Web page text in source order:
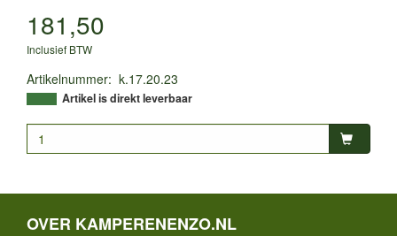
181,50
Inclusief BTW
Artikelnummer: k.17.20.23
Artikel is direkt leverbaar
OVER KAMPERENENZO.NL